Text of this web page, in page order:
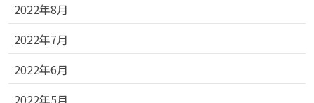
2022年8月
2022年7月
2022年6月